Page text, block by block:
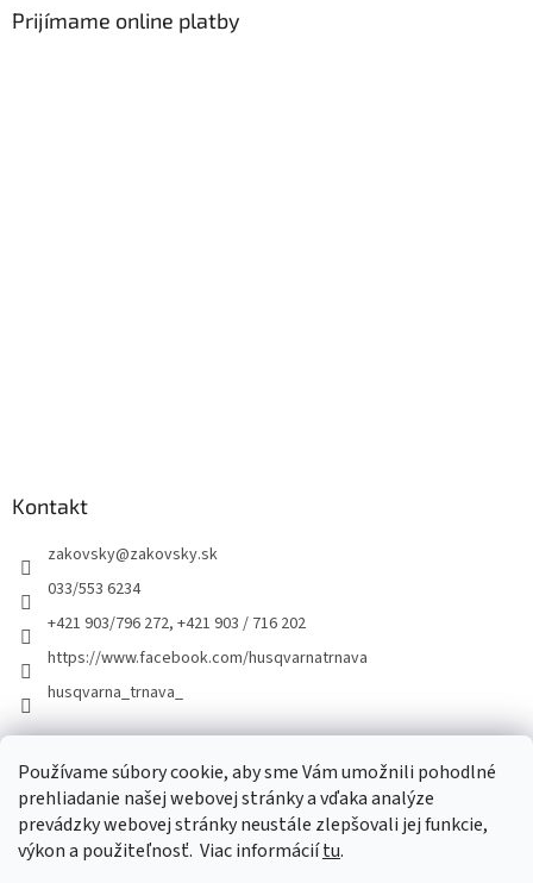
Používame súbory cookie, aby sme Vám umožnili pohodlné
prehliadanie našej webovej stránky a vďaka analýze
prevádzky webovej stránky neustále zlepšovali jej funkcie,
výkon a použiteľnosť. Viac informáciítu.
Prijímame online platby
Kontakt
zakovsky@zakovsky.sk
033/553 6234
+421 903/796 272, +421 903 / 716 202
https://www.facebook.com/husqvarnatrnava
husqvarna_trnava_
Facebook